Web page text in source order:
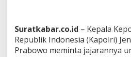
m
u
d
a
Suratkabar.co.id – Kepala
Republik Indonesia (Kapolri)
Prabowo meminta jajarannya